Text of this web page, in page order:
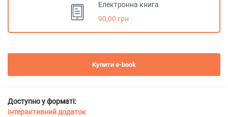
Електронна книга
90,00 грн
Купити e-book
Доступно у форматі:
Інтерактивний додаток